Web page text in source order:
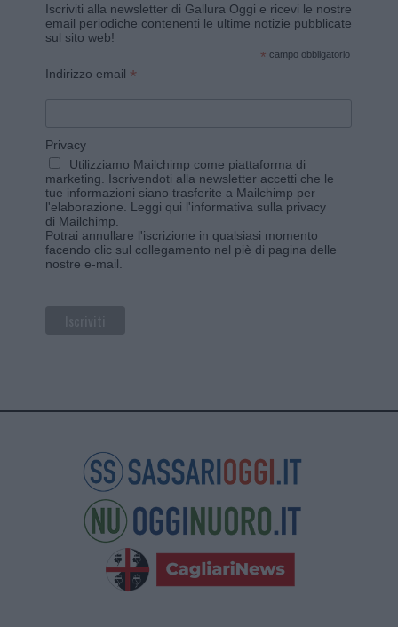
Iscriviti alla newsletter di Gallura Oggi e ricevi le nostre
email periodiche contenenti le ultime notizie pubblicate
sul sito web!
* campo obbligatorio
Indirizzo email *
Privacy
Utilizziamo Mailchimp come piattaforma di
marketing. Iscrivendoti alla newsletter accetti che le
tue informazioni siano trasferite a Mailchimp per
l'elaborazione. Leggi qui l'informativa sulla privacy
di Mailchimp
Potrai annullare l'iscrizione in qualsiasi momento
facendo clic sul collegamento nel piè di pagina delle
nostre e-mail.